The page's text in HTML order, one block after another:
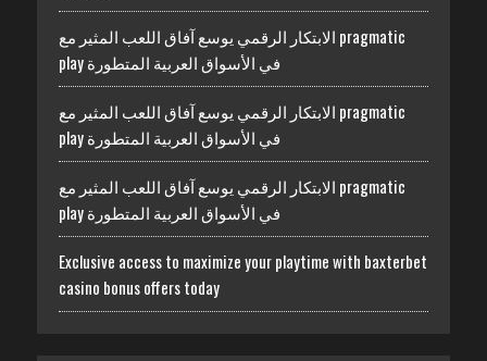
الابتكار الرقمي يوسع آفاق اللعب المثير مع pragmatic
play في الأسواق العربية المتطورة
الابتكار الرقمي يوسع آفاق اللعب المثير مع pragmatic
play في الأسواق العربية المتطورة
الابتكار الرقمي يوسع آفاق اللعب المثير مع pragmatic
play في الأسواق العربية المتطورة
Exclusive access to maximize your playtime with baxterbet
casino bonus offers today